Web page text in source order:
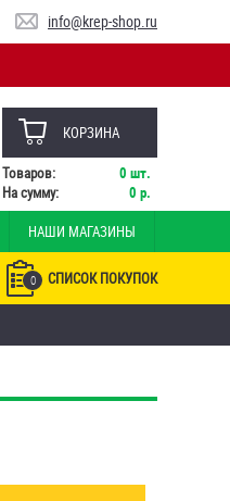
info@krep-shop.ru
КОРЗИНА
Товаров: 0 шт.
На сумму:
0 р.
НАШИ МАГАЗИНЫ
0 СПИСОК ПОКУПОК